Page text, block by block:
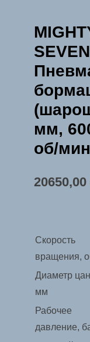
SEVEN
мм,
об/мин
20650,00
Скорость
вращения,
Диаметр
мм
Рабочее
давление,